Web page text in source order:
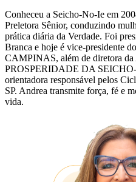
Conheceu a Seicho-No-Ie em
Preletora Sênior, conduzindo
prática diária da Verdade. Foi
Branca e hoje é vice-presidente
CAMPINAS, além de diretora
PROSPERIDADE DA
orientadora responsável pelos
SP. Andrea transmite força, fé e
vida.